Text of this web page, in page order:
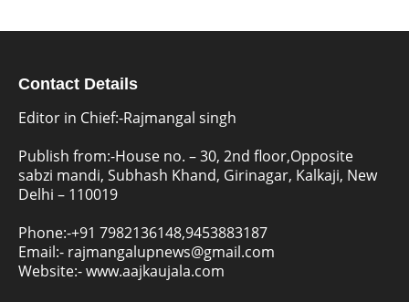
Contact Details
Editor in Chief:-Rajmangal singh
Publish from:-House no. – 30, 2nd floor,Opposite
sabzi mandi, Subhash Khand, Girinagar, Kalkaji, New
Delhi – 110019
Phone:-+91 7982136148,9453883187
Email:- rajmangalupnews@gmail.com
Website:-www.aajkaujala.com